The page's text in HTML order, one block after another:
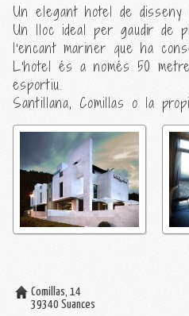
Un elegant hotel de
Un lloc ideal per gaudir de
l'encant mariner que ha
L'hotel és a només 50
esportiu.
Santillana, Comillas o la
Comillas, 14
39340 Suances